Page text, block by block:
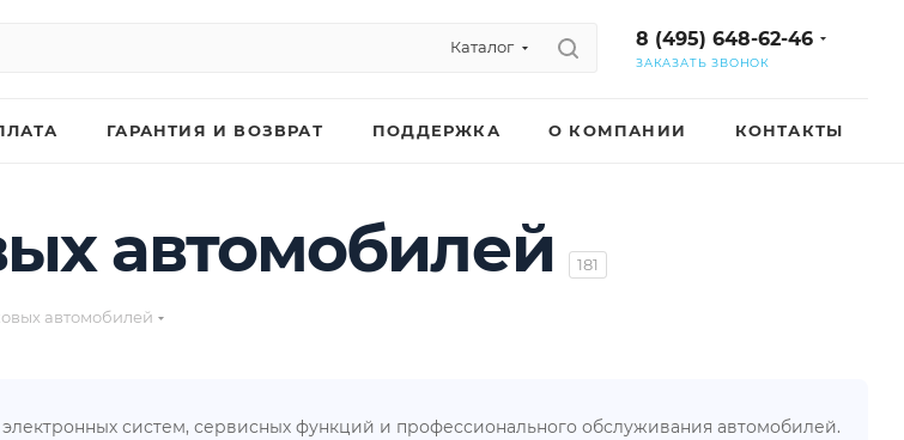
Каталог 8 (495) 648-62-46
ЗАКАЗАТЬ ЗВОНОК
ГАРАНТИЯ И ВОЗВРАТ ПОДДЕРЖКА О КОМПАНИИ КОНТАКТЫ
автомобилей 181
автомобилей
систем, сервисных функций и профессионального обслуживания автомобилей.